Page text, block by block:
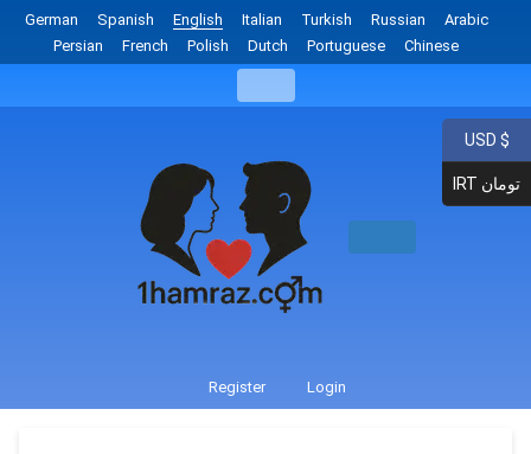
German Spanish English Italian Turkish Russian
Arabic
Persian
French Polish Dutch Portuguese Chinese
Register Login
USD $
IRT تومان